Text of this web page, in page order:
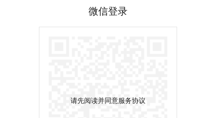
微信登录
请先阅读并同意服务协议